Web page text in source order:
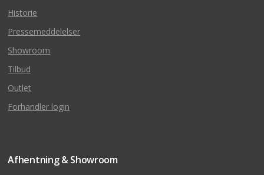
Historie
Pressemeddelelser
Showroom
Tilbud
Outlet
Forhandler login
Afhentning & Showroom